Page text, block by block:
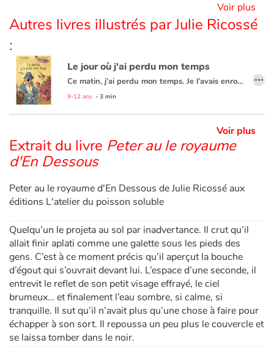
Blog
Actualités
Par thématique
Contes d'ici et d'ailleurs
Autour de la lecture
Livre audio
Activités et ateliers
Apprendre les langues
Dyslexie, troubles de la lecture
Voir plus
Autres livres illustrés par Julie Ricossé
:
Le jour où j'ai perdu mon temps
Ce matin, j’ai perdu mon temps. Je l’avais enroulé dans mon mouchoir et enfoncé dans la poche de mon pantalon. Il a dû tomber quand j’achetais mon café et quelqu’un l’aura ramassé.
9-12 ans - 3 min
…
Voir plus
Extrait du livre Peter au le royaume
d'En Dessous
Peter au le royaume d'En Dessous de Julie Ricossé aux
éditions L'atelier du poisson soluble
Quelqu’un le projeta au sol par inadvertance. Il crut qu’il
allait finir aplati comme une galette sous les pieds des
gens. C’est à ce moment précis qu’il aperçut la bouche
d’égout qui s’ouvrait devant lui. L’espace d’une seconde, il
entrevit le reflet de son petit visage effrayé, le ciel
brumeux… et finalement l’eau sombre, si calme, si
tranquille. Il sut qu’il n’avait plus qu’une chose à faire pour
échapper à son sort. Il repoussa un peu plus le couvercle et
se laissa tomber dans le noir.